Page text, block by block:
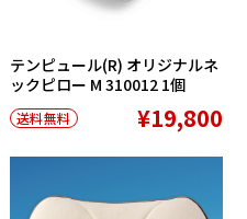
テンピュール(R) オリジナルネ
ックピロー M 310012 1個
送料無料 ¥19,800